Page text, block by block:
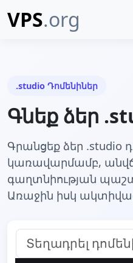
VPS.org
.studio Դոմենիներ
Գնեք ձեր
Գրանցեք ձեր .studio
կառավարմամբ,
գաղտնիության
Առաջին իսկ